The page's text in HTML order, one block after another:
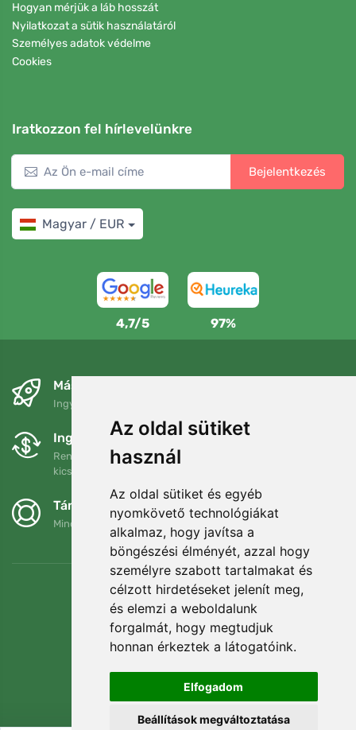
Az oldal sütiket
használ
Az oldal sütiket és egyéb
nyomkövető technológiákat
alkalmaz, hogy javítsa a
böngészési élményét, azzal hogy
személyre szabott tartalmakat és
célzott hirdetéseket jelenít meg,
és elemzi a weboldalunk
forgalmát, hogy megtudjuk
honnan érkeztek a látogatóink.
Elfogadom
Beállítások megváltoztatása
Hogyan mérjük a láb hosszát
Nyilatkozat a sütik használatáról
Személyes adatok védelme
Cookies
Iratkozzon fel hírlevelünkre
Bejelentkezés
Magyar / EUR
4,7/5 97%
Másnapra és ingyenesen
Ingyenes szállítás a következő összeg felett: 80 EUR
Ingyenes csere és visszaküldés
Rendelését 90 napon belül bármikor visszaküldheti vagy
kicserélheti.
Támogatjuk a Trees.org-ot
Minden megrendelésért ültetünk egy fát! Bővebben